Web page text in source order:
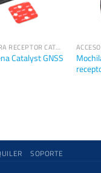
ACCESORIOS PARA RECEPTOR CATALYST DA2
Catalyst GNSS
SOPORTE